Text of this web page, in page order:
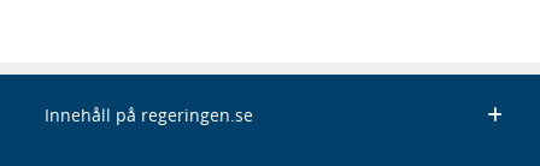
Innehåll på regeringen.se